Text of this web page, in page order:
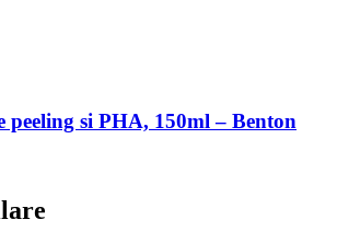
peeling si PHA, 150ml – Benton